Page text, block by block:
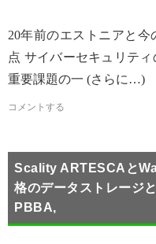
20年前のエストニアと
点 サイバーセキュリテ
重要課題の一 (さらに…)
コメントする
Scality ARTESCAと
格のデータストレージ
PBBA,